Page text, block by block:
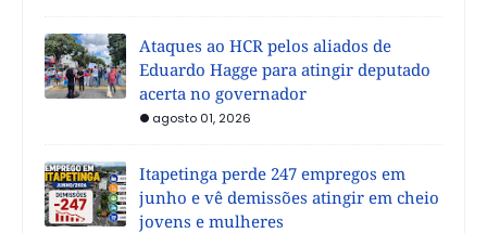
Ataques ao HCR pelos aliados de
Eduardo Hagge para atingir deputado
acerta no governador
agosto 01, 2026
Itapetinga perde 247 empregos em
junho e vê demissões atingir em cheio
jovens e mulheres